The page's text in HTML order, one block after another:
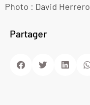
Photo : David Herrero
Partager